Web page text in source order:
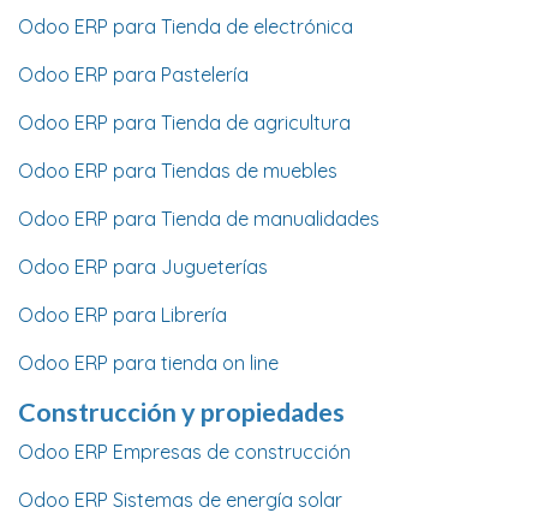
Odoo ERP para Tienda de electrónica
Odoo ERP para Pastelería
Odoo ERP para Tienda de agricultura
Odoo ERP para Tiendas de muebles
Odoo ERP para Tienda de manualidades
Odoo ERP para Jugueterías
Odoo ERP para Librería
Odoo ERP para tienda on line
Construcción y propiedades
Odoo ERP Empresas de construcción
Odoo ERP Sistemas de energía solar